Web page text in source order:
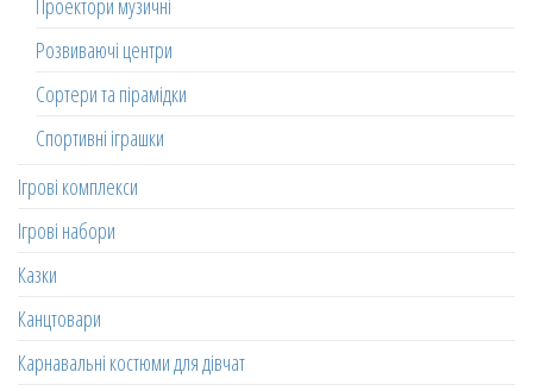
Проектори музичні
Розвиваючі центри
Сортери та пірамідки
Спортивні іграшки
Ігрові комплекси
Ігрові набори
Казки
Канцтовари
Карнавальні костюми для дівчат